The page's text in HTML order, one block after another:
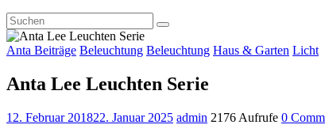
Anta Beiträge Beleuchtung Beleuchtung Haus & Garten Licht
Anta Lee Leuchten Serie
12. Februar 201822. Januar 2025 admin 2176 Aufrufe 0